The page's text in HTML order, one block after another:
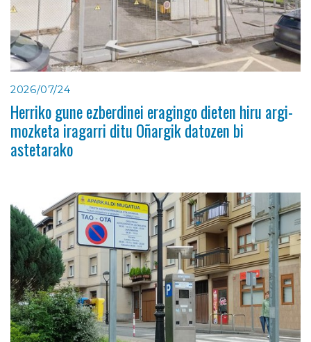
2026/07/24
Herriko gune ezberdinei eragingo dieten hiru argi-
mozketa iragarri ditu Oñargik datozen bi
astetarako